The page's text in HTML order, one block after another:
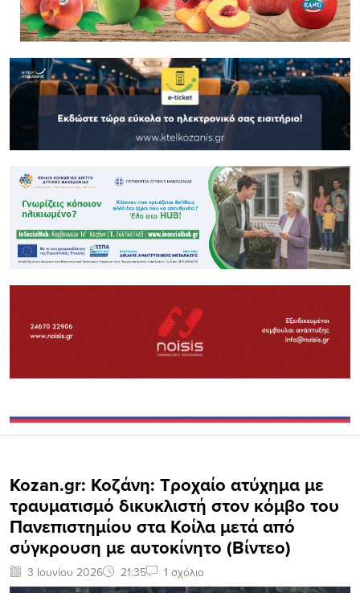
Kozan.gr: Κοζάνη: Τροχαίο ατύχημα με
τραυματισμό δικυκλιστή στον κόμβο του
Πανεπιστημίου στα Κοίλα μετά από
σύγκρουση με αυτοκίνητο (Βίντεο)
3 Ιουνίου 2026 21:35 1 σχόλιο